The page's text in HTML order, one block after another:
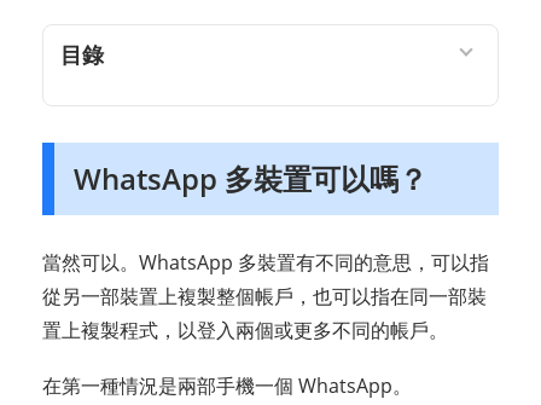
目錄
WhatsApp 多裝置可以嗎？
當然可以。WhatsApp 多裝置有不同的意思，可以指
從另一部裝置上複製整個帳戶，也可以指在同一部裝
置上複製程式，以登入兩個或更多不同的帳戶。
在第一種情況是兩部手機一個 WhatsApp。